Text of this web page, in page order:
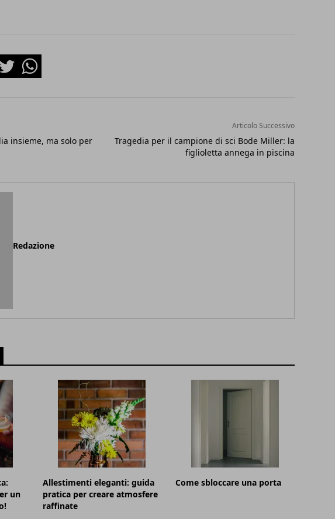
TwitterWhatsapp
insieme, ma solo per
Articolo Successivo
Tragedia per il campione di sci Bode Miller: la
figlioletta annega in piscina
Redazione
un
Allestimenti eleganti: guida
pratica per creare atmosfere
raffinate
Come sbloccare una porta